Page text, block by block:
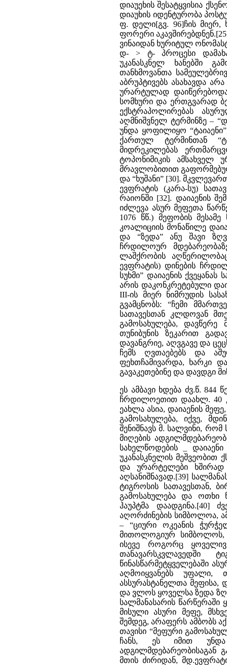
დიაუეხის შესატყვისია
დიაუხის იდენტურობა
ფ. დელი[გვ. 96]ჩის მიერ,
ფორერი
ვინაიდან ხურიტულ
დ- > ტ- პროცესი
უკანასკნელ ხანებში
თანხმოვანთა
აბრუპტივებს ასახავდა
ურარტულად დაიწერებოდა
სომხური და ერთგვარად
ექსტრაპოლირებას
აღმნიშვნელ ტერმინზე –
უნდა ყოფილიყო
ქართულ ტერმინთან
მიდრეკილებას
ტოპონიმიკის ამსახველ
მრავლობითით
და “ხუშანი” [30].
ევფრატის (კარა-სუ)
რაიონში [32]. დაიაენის
იძლევა ასურ მეფეთა
1076 წწ.) მეფობის
კოალიციის მონაწილე
და “ზედა” ანუ შავი
ჩრდილოურ
ლაშქრობის
ევფრატის) დინების
სუხმი” დაიაენის
არის დაკონკრეტებული
III-ის მიერ ნიმრუდის
გვამცნობს: “ჩემი
სათავესთან კლდოვან
გამოსახულება, დავწერე
თუნიბუნის ზეკარით
დავანგრიე, აღვგავე და
ჩემს ღვთაებებს და
ფეხთჩამივარდა, ხარკი
გავაკეთებინე და დავდგი
ეს ამბავი ხდება ძვ.წ. 844
ჩრდილოეთით დაახლ. 40
ეახლა ასია, დაიაენის
გამოსახულება, იქვე,
შენიშნავს მ. სალვინი,
მიღების
სახელწოდების _
უკანასკნელის მეშვეობით
და ურარტელები ხშირად
აღსანიშნავად.[39]
ტიგროსის სათავესთან,
გამოსახულება და ოთხი
ჰაუპტმა დაადგინა.[40]
აღორძინების სიმბოლოა,
– “ციური ოკეანის
მითოლოგიურ სიმბოლოს,
ისევე როგორც
წინასწარმეტყველებაში
აღმოიყვანებს
ასსურასტანელთა მეფისა,
და ვლოს ყოველსა ზედა
სალმანასარის წარწერაში
მისული ასური მეფე,
შემდეგ, არაფერს ამბობს
თავისი “მეფური
ჩანს, ეს იმით უნდა
ადგილმდებარეობისაგან
მთის ძირიდან,